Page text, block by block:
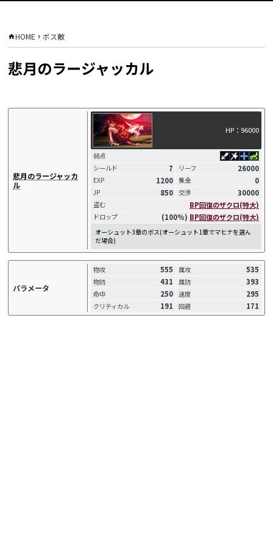
HOME ボス敵
悲月のラージャッカル
悲月のラージャッカ
ル
HP：96000
弱点
シールド
7 リーフ 26000
EXP 1200 集金 0
JP 850 交渉 30000
盗む BP回復のザクロ(特大)
ドロップ (100%) BP回復のザクロ(特大)
オーシュット3章のボス(オーシュット1章でマヒナを選ん
だ場合)
パラメータ
物攻 555 属攻 535
物防 431 属防 393
命中 250 速度 295
クリティカル 191 回避 171